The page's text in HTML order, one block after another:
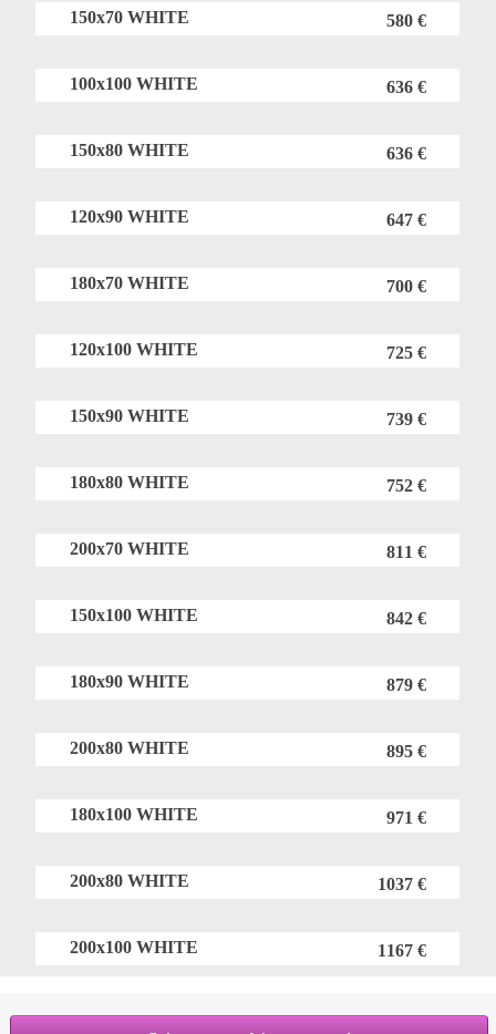
150x70 WHITE 580 €
100x100 WHITE 636 €
150x80 WHITE 636 €
120x90 WHITE 647 €
180x70 WHITE 700 €
120x100 WHITE 725 €
150x90 WHITE 739 €
180x80 WHITE 752 €
200x70 WHITE 811 €
150x100 WHITE 842 €
180x90 WHITE 879 €
200x80 WHITE 895 €
180x100 WHITE 971 €
200x80 WHITE 1037 €
200x100 WHITE 1167 €